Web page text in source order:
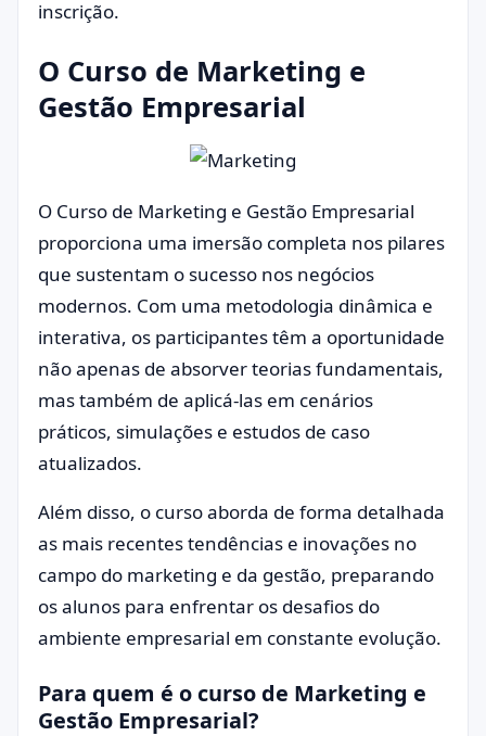
inscrição.
O Curso de Marketing e
Gestão Empresarial
O Curso de Marketing e Gestão Empresarial
proporciona uma imersão completa nos pilares
que sustentam o sucesso nos negócios
modernos. Com uma metodologia dinâmica e
interativa, os participantes têm a oportunidade
não apenas de absorver teorias fundamentais,
mas também de aplicá-las em cenários
práticos, simulações e estudos de caso
atualizados.
Além disso, o curso aborda de forma detalhada
as mais recentes tendências e inovações no
campo do marketing e da gestão, preparando
os alunos para enfrentar os desafios do
ambiente empresarial em constante evolução.
Para quem é o curso de Marketing e
Gestão Empresarial?